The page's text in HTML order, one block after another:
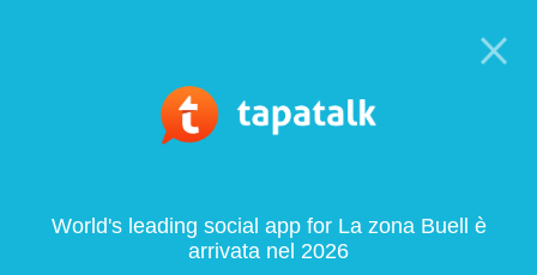
World's leading social app for La zona Buell è
arrivata nel 2026